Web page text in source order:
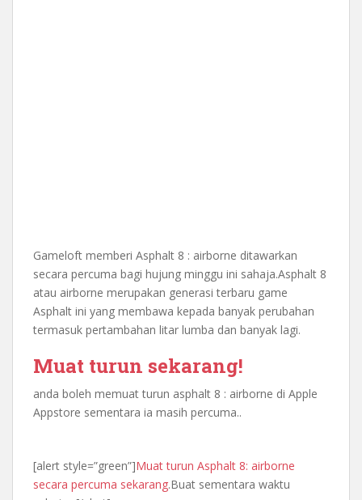
Gameloft memberi Asphalt 8 : airborne ditawarkan
secara percuma bagi hujung minggu ini sahaja.Asphalt 8
atau airborne merupakan generasi terbaru game
Asphalt ini yang membawa kepada banyak perubahan
termasuk pertambahan litar lumba dan banyak lagi.
Muat turun sekarang!
anda boleh memuat turun asphalt 8 : airborne di Apple
Appstore sementara ia masih percuma..
[alert style=”green”]Muat turun Asphalt 8: airborne
secara percuma sekarang.Buat sementara waktu